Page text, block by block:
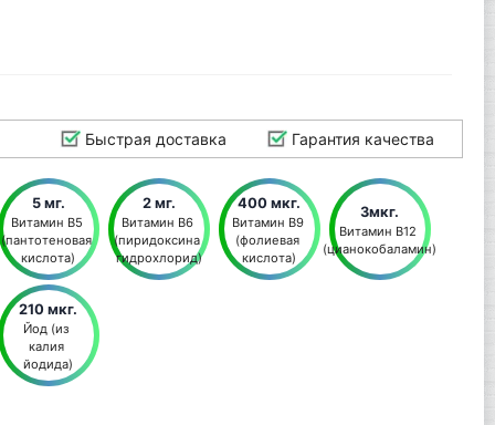
Быстрая доставка Гарантия качества
5 мг.
Витамин В5
(пантотеновая
кислота)
2 мг.
Витамин В6
(пиридоксина
гидрохлорид)
400 мкг.
Витамин В9
(фолиевая
кислота)
3мкг.
Витамин В12
(цианокобаламин)
210 мкг.
Йод (из
калия
йодида)